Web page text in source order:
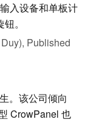
入设备和单板计
。
Published
。该公司倾向
CrowPanel 也